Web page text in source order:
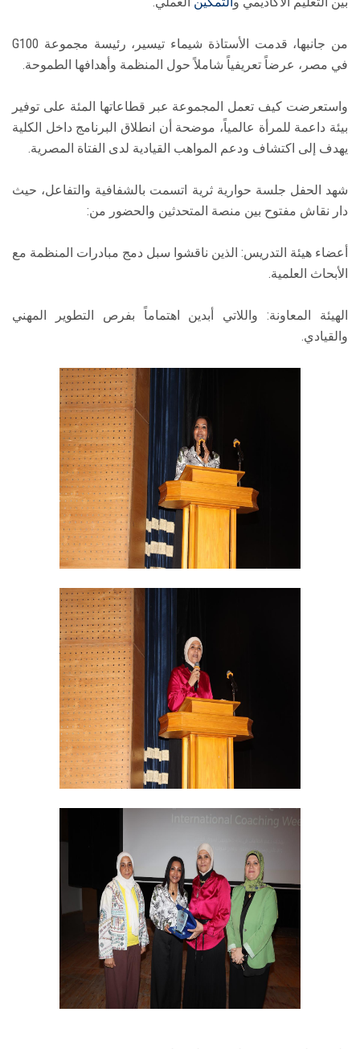
من جانبها، قدمت الأستاذة شيماء تيسير، رئيسة مجموعة G100
في مصر، عرضاً تعريفياً شاملاً حول المنظمة وأهدافها الطموحة.
واستعرضت كيف تعمل المجموعة عبر قطاعاتها المئة على توفير
بيئة داعمة للمرأة عالمياً، موضحة أن انطلاق البرنامج داخل الكلية
يهدف إلى اكتشاف ودعم المواهب القيادية لدى الفتاة المصرية.
شهد الحفل جلسة حوارية ثرية اتسمت بالشفافية والتفاعل، حيث
دار نقاش مفتوح بين منصة المتحدثين والحضور من:
أعضاء هيئة التدريس: الذين ناقشوا سبل دمج مبادرات المنظمة مع
الأبحاث العلمية.
الهيئة المعاونة: واللاتي أبدين اهتماماً بفرص التطوير المهني
والقيادي.